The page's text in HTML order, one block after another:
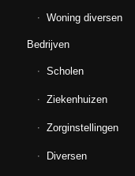
Woning diversen
Bedrijven
Scholen
Ziekenhuizen
Zorginstellingen
Diversen